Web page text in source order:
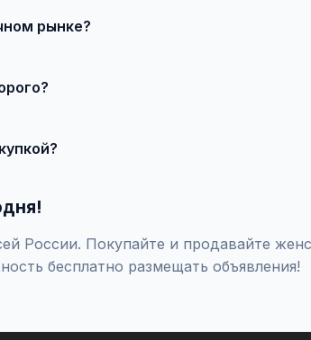
рынке?
России. Покупайте и продавайте
бесплатно размещать объявления!